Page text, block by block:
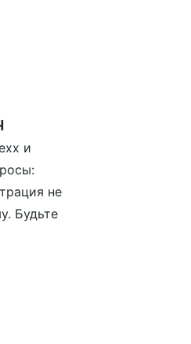
и
не
Будьте